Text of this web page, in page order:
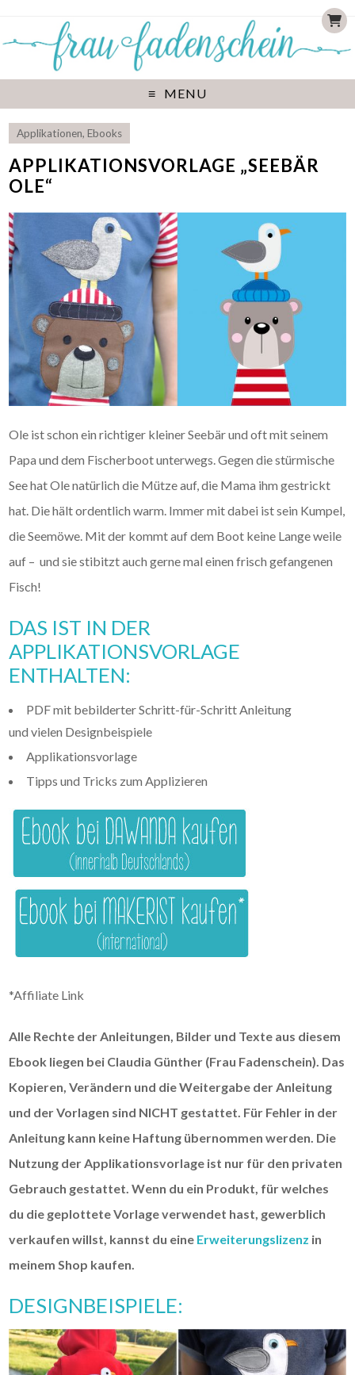
MENU
Applikationen,Ebooks
APPLIKATIONSVORLAGE „SEEBÄR
OLE“
Ole ist schon ein richtiger kleiner Seebär und oft mit seinem
Papa und dem Fischerboot unterwegs. Gegen die stürmische
See hat Ole natürlich die Mütze auf, die Mama ihm gestrickt
hat. Die hält ordentlich warm. Immer mit dabei ist sein Kumpel,
die Seemöwe. Mit der kommt auf dem Boot keine Lange weile
auf – und sie stibitzt auch gerne mal einen frisch gefangenen
Fisch!
DAS IST IN DER
APPLIKATIONSVORLAGE
ENTHALTEN:
PDF mit bebilderter Schritt-für-Schritt Anleitung
und vielen Designbeispiele
Applikationsvorlage
Tipps und Tricks zum Applizieren
*Affiliate Link
Alle Rechte der Anleitungen, Bilder und Texte aus diesem
Ebook liegen bei Claudia Günther (Frau Fadenschein). Das
Kopieren, Verändern und die Weitergabe der Anleitung
und der Vorlagen sind NICHT gestattet. Für Fehler in der
Anleitung kann keine Haftung übernommen werden. Die
Nutzung der Applikationsvorlage ist nur für den privaten
Gebrauch gestattet. Wenn du ein Produkt, für welches
du die geplottete Vorlage verwendet hast, gewerblich
verkaufen willst, kannst du eine Erweiterungslizenz in
meinem Shop kaufen.
DESIGNBEISPIELE: